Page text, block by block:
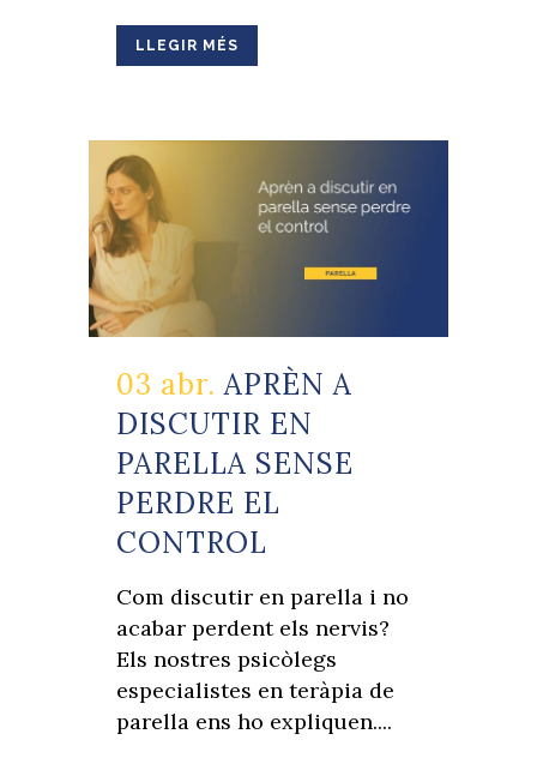
LLEGIR MÉS
03 abr. APRÈN A
DISCUTIR EN
PARELLA SENSE
PERDRE EL
CONTROL
Com discutir en parella i no
acabar perdent els nervis?
Els nostres psicòlegs
especialistes en teràpia de
parella ens ho expliquen....